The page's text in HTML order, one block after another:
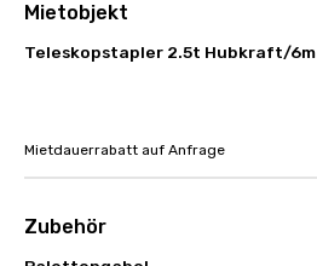
Mietobjekt
Teleskopstapler 2.5t Hubkraft/6m
Mietdauerrabatt auf Anfrage
Zubehör